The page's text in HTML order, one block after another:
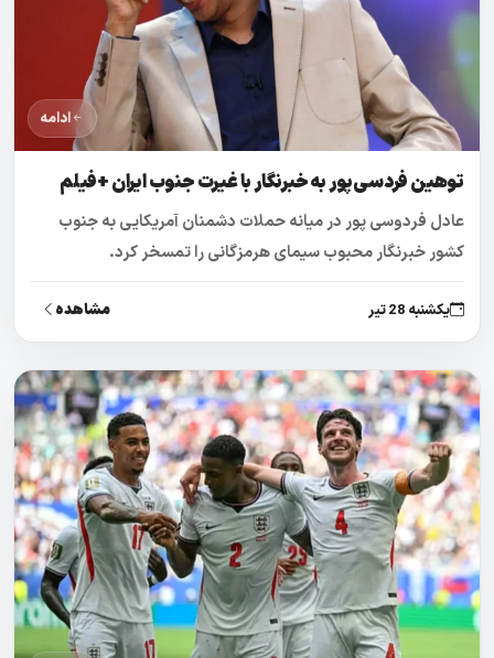
ادامه
توهین فردسی‌پور به خبرنگار با غیرت جنوب ایران +فیلم
عادل فردوسی پور در میانه حملات دشمنان آمریکایی به جنوب
کشور خبرنگار محبوب سیمای هرمزگانی را تمسخر کرد.
یکشنبه 28 تیر مشاهده